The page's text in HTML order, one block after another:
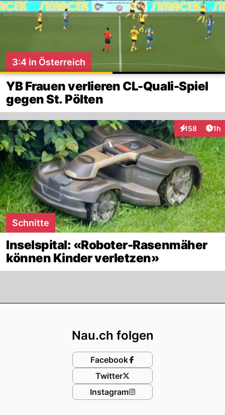
3:4 in Österreich
YB Frauen verlieren CL-Quali-Spiel
gegen St. Pölten
158
Interaktionen
1h
Schnitte
Inselspital: «Roboter-Rasenmäher
können Kinder verletzen»
Nau.ch folgen
Facebook
Twitter
Instagram